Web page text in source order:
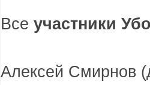
Все участники
Алексей Смирнов